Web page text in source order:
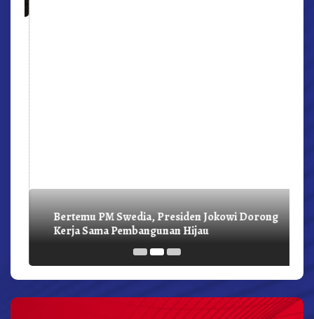
Bertemu PM Swedia, Presiden Jokowi Dorong
Kerja Sama Pembangunan Hijau